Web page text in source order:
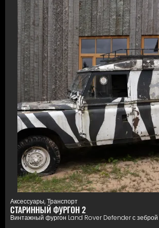
Аксессуары,Транспорт
СТАРИННЫЙ ФУРГОН 2
Винтажный фургон Land Rover Defender с зеброй